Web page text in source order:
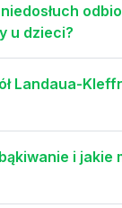
u dzieci?
Landaua-
i jakie